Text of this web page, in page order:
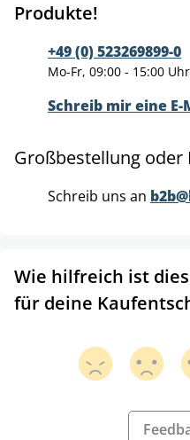
Produkte!
+49 (0) 523269899-0
Mo-Fr, 09:00 - 15:00 Uhr
Schreib mir eine E-
Großbestellung oder
Schreib uns an
Wie hilfreich ist
für deine